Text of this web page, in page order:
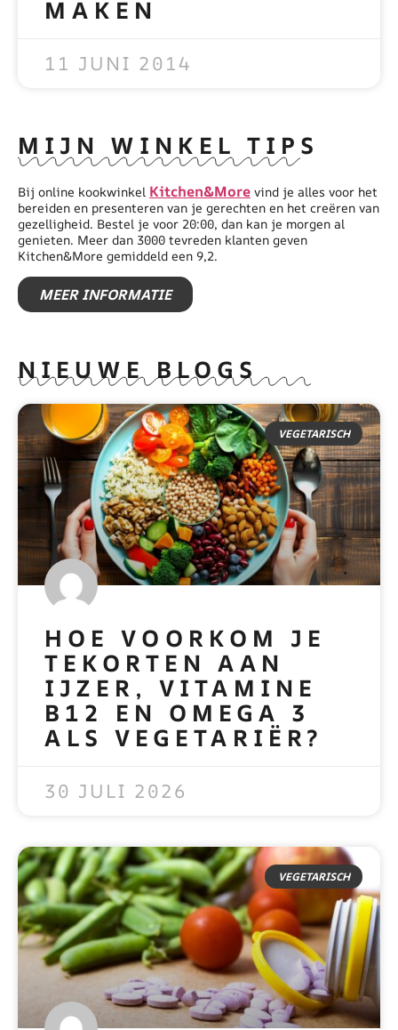
MAKEN
11 JUNI 2014
MIJN WINKEL TIPS
Bij online kookwinkel Kitchen&More vind je alles voor het
bereiden en presenteren van je gerechten en het creëren van
gezelligheid. Bestel je voor 20:00, dan kan je morgen al
genieten. Meer dan 3000 tevreden klanten geven
Kitchen&More gemiddeld een 9,2.
MEER INFORMATIE
NIEUWE BLOGS
VEGETARISCH
HOE VOORKOM JE
TEKORTEN AAN
IJZER, VITAMINE
B12 EN OMEGA 3
ALS VEGETARIËR?
30 JULI 2026
VEGETARISCH